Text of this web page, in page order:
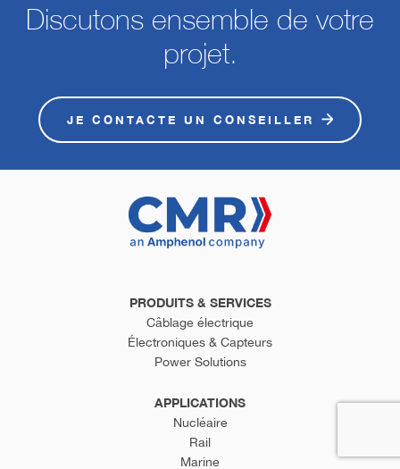
Discutons ensemble de votre
projet.
JE CONTACTE UN CONSEILLER
PRODUITS & SERVICES
Câblage électrique
Électroniques & Capteurs
Power Solutions
APPLICATIONS
Nucléaire
Rail
Marine